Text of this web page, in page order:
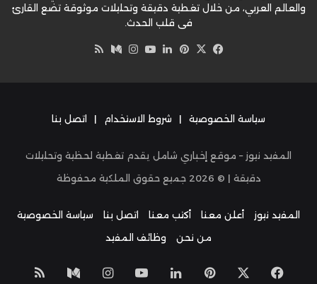
والعالم العربي، من خلال تغطية دقيقة وتحليلات موثوقة تضع القارئ
في قلب الحدث.
فيسبوك
‫X بينتيريست
لينكدإن‫YouTube
انستقرام
وسط
سياسة الخصوصية | شروط الاستخدام | اتصل بنا
المفيد نيوز – موقع إخباري شامل يقدم تغطية لحظية وتحليلات
دقيقة | © 2026 جميع حقوق الملكية محفوظة
المفيد نيوز أعلن معنا أكتب معنا اتصل بنا
سياسة الخصوصية
من نحن
وظائف المفيد
فيسبوك بينتيريست
لينكدإن‫YouTube
انستقراموسط